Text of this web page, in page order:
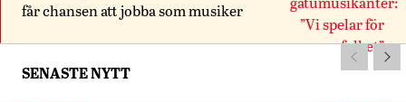
får chansen att jobba som musiker
SENASTE NYTT